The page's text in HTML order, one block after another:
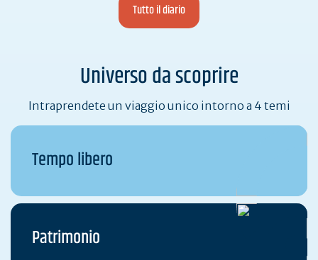
Tutto il diario
Universo da scoprire
Intraprendete un viaggio unico intorno a 4 temi
Tempo libero
Patrimonio